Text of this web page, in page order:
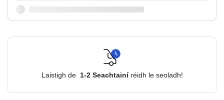
Laistigh de 1-2 Seachtainí réidh le seoladh!